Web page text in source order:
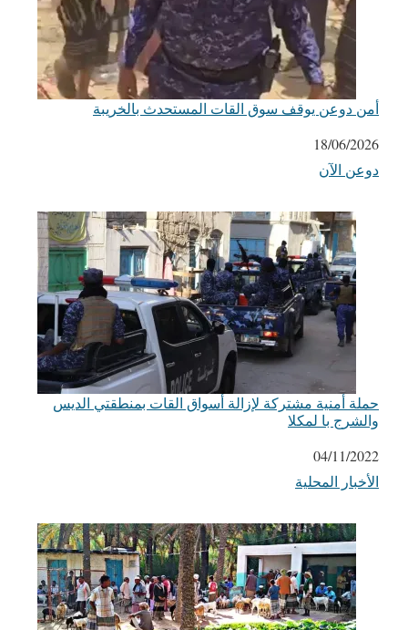
أمن دوعن يوقف سوق القات المستحدث بالخريبة
التاريخ
18/06/2026
في ما يتعلق بما يأتي
دوعن الآن
حملة أمنية مشتركة لإزالة أسواق القات بمنطقتي الديس
والشرج با لمكلا
التاريخ
04/11/2022
في ما يتعلق بما يأتي
الأخبار المحلية